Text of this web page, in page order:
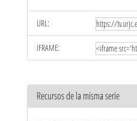
URL:
IFRAME:
Recursos de la misma serie